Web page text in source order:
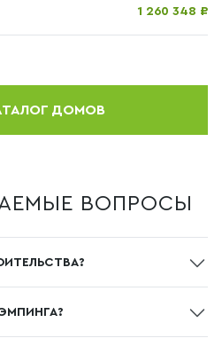
1 260 348 ₽
ДОМОВ
ВОПРОСЫ
каталоге компании
от 831 533 руб.